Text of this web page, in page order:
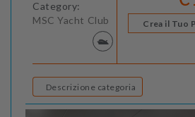
Category:
MSC Yacht Club
Crea il Tuo
Descrizione categoria